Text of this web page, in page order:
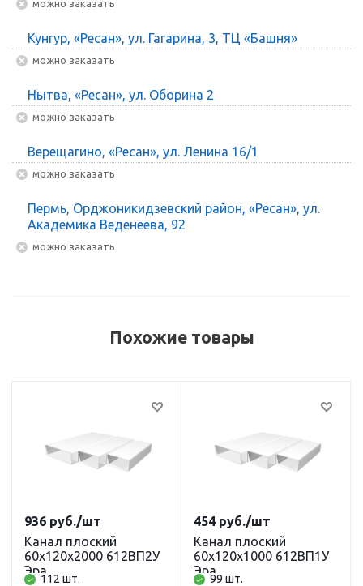
Можно заказать
Кунгур, «Ресан», ул. Гагарина, 3, ТЦ «Башня»
Можно заказать
Нытва, «Ресан», ул. Оборина 2
Можно заказать
Верещагино, «Ресан», ул. Ленина 16/1
Можно заказать
Пермь, Орджоникидзевский район, «Ресан», ул.
Академика Веденеева, 92
Можно заказать
Похожие товары
Канал плоский
60х120х2000 612ВП2У
Эра
112 шт.
936 руб./шт
Канал плоский
60х120х1000 612ВП1У
Эра
99 шт.
454 руб./шт